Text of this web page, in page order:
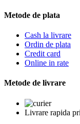
Metode de plata
Cash la livrare
Ordin de plata
Credit card
Online in rate
Metode de livrare
Livrare rapida